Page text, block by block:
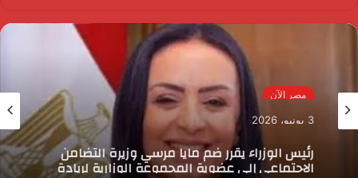
مصر الآن
3 يونيو، 2026
رئيس الوزراء يقرر ضم مايا مرسي وزيرة التضامن
الاجتماعي إلى عضوية المجموعة الوزارية لريادة
الأعمال